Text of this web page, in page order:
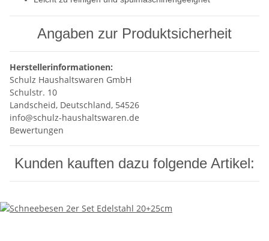
Angaben zur Produktsicherheit
Herstellerinformationen:
Schulz Haushaltswaren GmbH
Schulstr. 10
Landscheid, Deutschland, 54526
info@schulz-haushaltswaren.de
Bewertungen
Kunden kauften dazu folgende Artikel: